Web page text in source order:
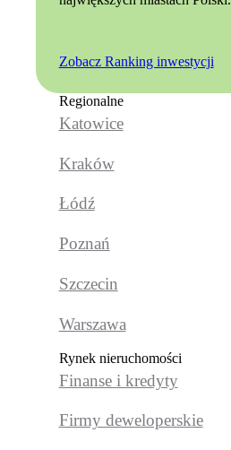
Zobacz Ranking inwestycji
Regionalne
Katowice
Kraków
Łódź
Poznań
Szczecin
Warszawa
Rynek nieruchomości
Finanse i kredyty
Firmy deweloperskie